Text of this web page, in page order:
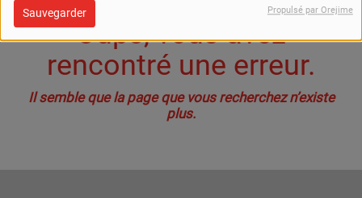
Sauvegarder Propulsé par Orejime
Oups, vous avez
rencontré une erreur.
Il semble que la page que vous recherchez n’existe
plus.